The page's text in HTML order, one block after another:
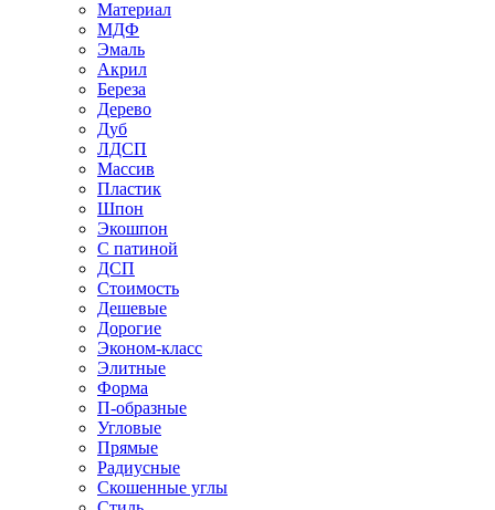
Материал
МДФ
Эмаль
Акрил
Береза
Дерево
Дуб
ЛДСП
Массив
Пластик
Шпон
Экошпон
С патиной
ДСП
Стоимость
Дешевые
Дорогие
Эконом-класс
Элитные
Форма
П-образные
Угловые
Прямые
Радиусные
Скошенные углы